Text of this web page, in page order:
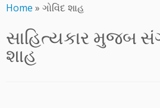
toHome » ગોવિંદ શાહ
સાહિત્યકાર મુજબ
શાહ